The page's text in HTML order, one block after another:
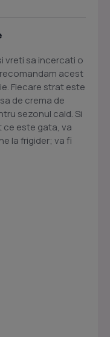
vreti sa incercati o
acest
Fiecare strat este
de crema de
sezonul cald. Si
este gata, va
la frigider; va fi